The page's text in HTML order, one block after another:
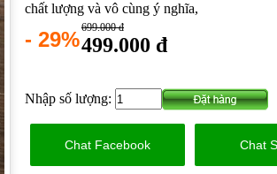
chất lượng và vô cùng ý nghĩa,
- 29%699.000 đ
499.000 đ
Nhập số lượng:
Chat Facebook Chat